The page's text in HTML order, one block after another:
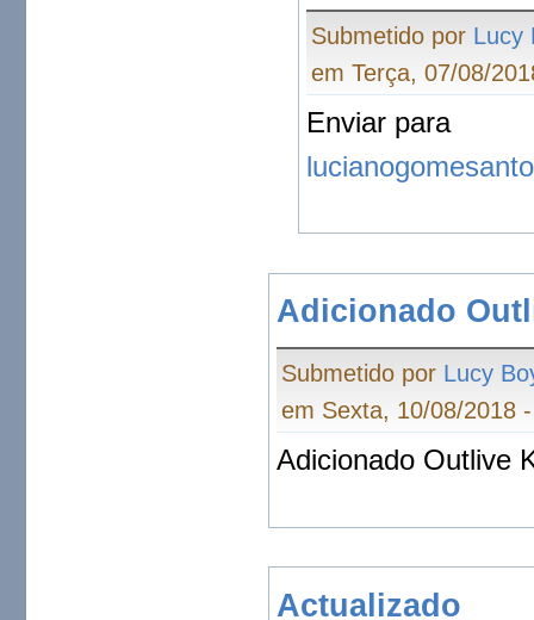
Submetido por Lucy
em Terça, 07/08/
Enviar para
Adicionado
Submetido por Lucy
em Sexta, 10/08/2018
Adicionado Outlive
Actualizado